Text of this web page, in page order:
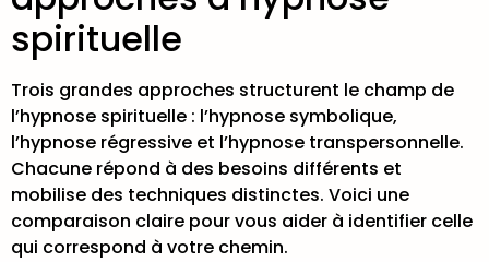
spirituelle
Trois grandes approches structurent le champ de
l’hypnose spirituelle : l’hypnose symbolique,
l’hypnose régressive et l’hypnose transpersonnelle.
Chacune répond à des besoins différents et
mobilise des techniques distinctes. Voici une
comparaison claire pour vous aider à identifier celle
qui correspond à votre chemin.